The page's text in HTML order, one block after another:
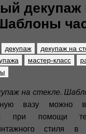
декупаж
декупаж
декупаж на
мастер-класс
на стекле.
вазу можно
при помощи
стиля в